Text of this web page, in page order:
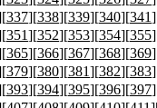
337][338][339][340][341
351][352][353][354][355
365][366][367][368][369
379][380][381][382][383
393][394][395][396][397